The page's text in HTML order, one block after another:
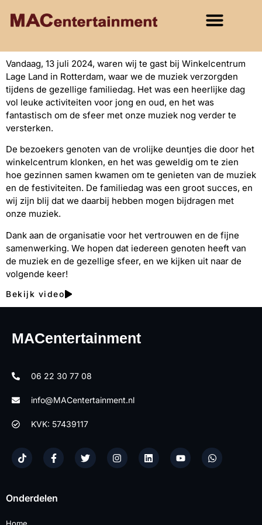
Vandaag, 13 juli 2024, waren wij te gast bij Winkelcentrum
Lage Land in Rotterdam, waar we de muziek verzorgden
tijdens de gezellige familiedag. Het was een heerlijke dag
vol leuke activiteiten voor jong en oud, en het was
fantastisch om de sfeer met onze muziek nog verder te
versterken.
De bezoekers genoten van de vrolijke deuntjes die door het
winkelcentrum klonken, en het was geweldig om te zien
hoe gezinnen samen kwamen om te genieten van de muziek
en de festiviteiten. De familiedag was een groot succes, en
wij zijn blij dat we daarbij hebben mogen bijdragen met
onze muziek.
Dank aan de organisatie voor het vertrouwen en de fijne
samenwerking. We hopen dat iedereen genoten heeft van
de muziek en de gezellige sfeer, en we kijken uit naar de
volgende keer!
Bekijk video
MACentertainment
06 22 30 77 08
info@MACentertainment.nl
KVK: 57439117
Onderdelen